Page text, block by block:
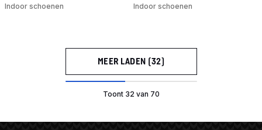
Indoor schoenen
Indoor schoenen
MEER LADEN (32)
Toont 32 van 70